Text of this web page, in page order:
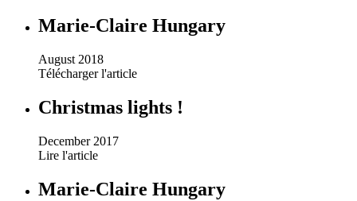
Marie-Claire Hungary
August 2018
Télécharger l'article
Christmas lights !
December 2017
Lire l'article
Marie-Claire Hungary